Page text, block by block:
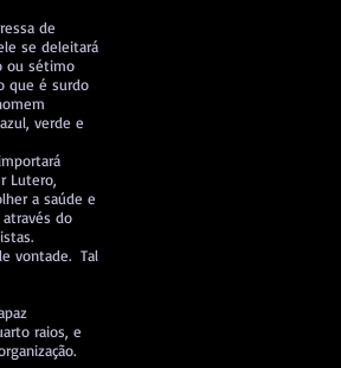
de
se deleitará
ou sétimo
que é surdo
verde e
Lutero,
a saúde e
do
vontade. Tal
raios, e